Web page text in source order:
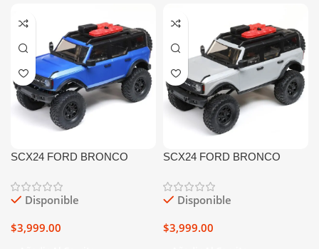
SCX24 FORD BRONCO
RTR (BLUE)
Disponible
$3,999.00
SCX24 FORD BRONCO
RTR (GREY)
Disponible
$3,999.00